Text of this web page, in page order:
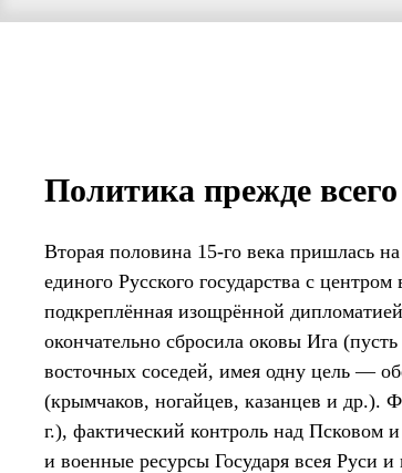
Политика прежде всего
Вторая половина 15-го века пришлась
единого Русского государства с
подкреплённая изощрённой
окончательно сбросила оковы Ига
восточных соседей, имея одну цель —
(крымчаков, ногайцев, казанцев и др.).
г.), фактический контроль над Псковом
и военные ресурсы Государя всея Руси